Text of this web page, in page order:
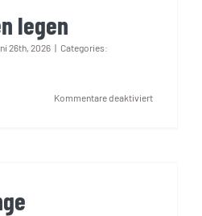
legen
26th, 2026 | Categories:
Kommentare deaktiviertfür